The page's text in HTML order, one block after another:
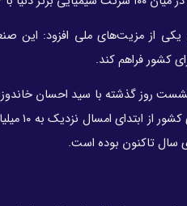
از مزیت‌های ملی افزود: این
کشور فراهم کند.
روز گذشته با سید احسان
سال تاکنون بوده است.